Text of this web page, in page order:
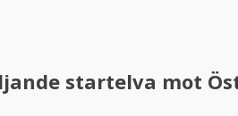
startelva mot